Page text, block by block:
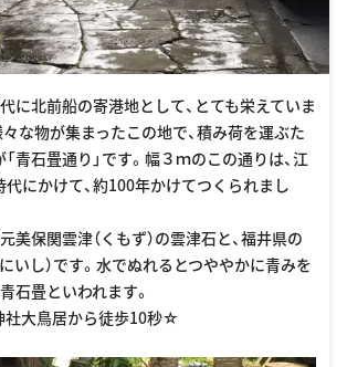
に北前船の寄港地として、とても栄えていま
な物が集まったこの地で、積み荷を運ぶた
青石畳通り」です。幅３ｍのこの通りは、江
にかけて、約100年かけてつくられまし
美保関雲津（くもず）の雲津石と、福井県の
いし）です。水でぬれるとつややかに青みを
石畳といわれます。
社大鳥居から徒歩10秒☆